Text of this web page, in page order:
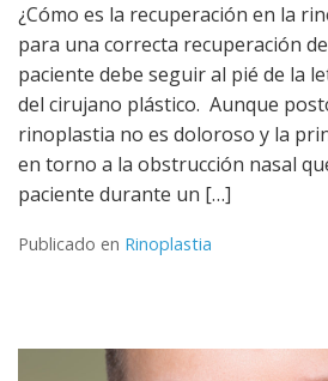
¿Cómo es la recuperación en la
para una correcta recuperación
paciente debe seguir al pié de la
del cirujano plástico. Aunque
rinoplastia no es doloroso y la
en torno a la obstrucción nasal
paciente durante un […]
Publicado en Rinoplastia